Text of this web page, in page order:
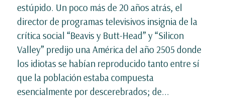
estúpido. Un poco más de 20 años atrás, el
director de programas televisivos insignia de la
crítica social “Beavis y Butt-Head” y “Silicon
Valley” predijo una América del año 2505 donde
los idiotas se habían reproducido tanto entre sí
que la población estaba compuesta
esencialmente por descerebrados; de...